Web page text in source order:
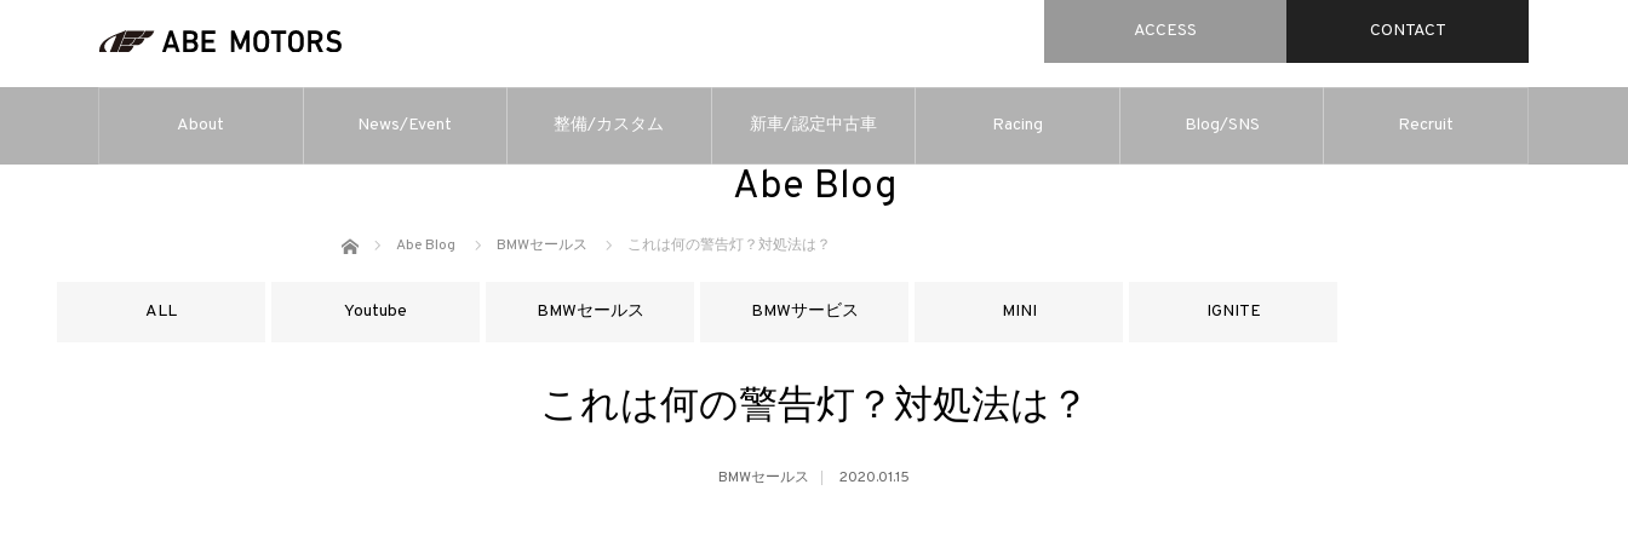
ACCESS CONTACT
About News/Event 整備/カスタム 新車/認定中古車 Racing Blog/SNS Recruit
Abe Blog
ホーム Abe Blog BMWセールス これは何の警告灯？対処法は？
ALL Youtube BMWセールス BMWサービス MINI IGNITE
これは何の警告灯？対処法は？
BMWセールス 2020.01.15